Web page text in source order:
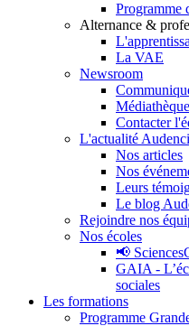
Programme
Alternance &
La VAE
Newsroom
Médiathèque
Contacter
L'actualité
Nos articles
Nos
Leurs
Le blog
Rejoindre nos
Nos écoles
📢
GAIA -
sociales
Les formations
Programme